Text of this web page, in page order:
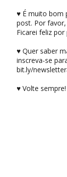
♥ É muito bom
post. Por
Ficarei feliz
♥ Quer saber
inscreva-se
bit.ly/
♥ Volte sempre!